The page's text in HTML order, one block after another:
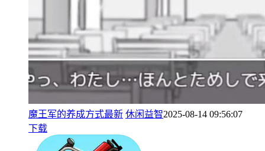
魔王军的养成方式最新 休闲益智2025-08-14 09:56:07
下载